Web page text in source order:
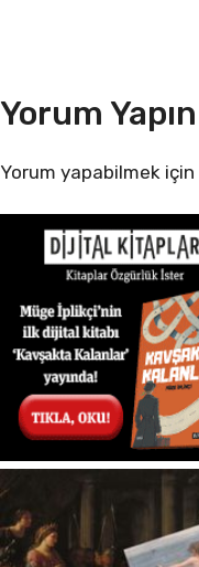
Yorum Yapın
Yorum yapabilmek için